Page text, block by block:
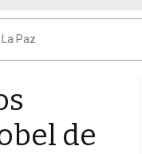
Paz
de